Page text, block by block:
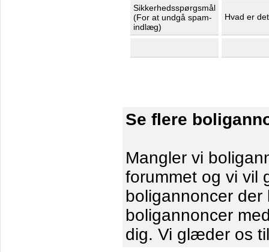
Sikkerhedsspørgsmål
(For at undgå spam-
indlæg)
Hvad er
Se flere
Mangler vi
forummet og vi vil
boligannoncer der
boligannoncer
dig. Vi glæder os